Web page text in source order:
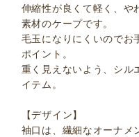
伸縮性が良くて軽く、や
素材のケープです。
毛玉になりにくいのでお
ポイント。
重く見えないよう、シル
イテム。
【デザイン】
袖口は、繊細なオーナメ